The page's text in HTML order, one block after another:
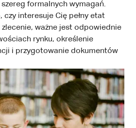
formalnych wymagań.
czy interesuje Cię pełny etat
zlecenie, ważne jest odpowiednie
rynku, określenie
i przygotowanie dokumentów